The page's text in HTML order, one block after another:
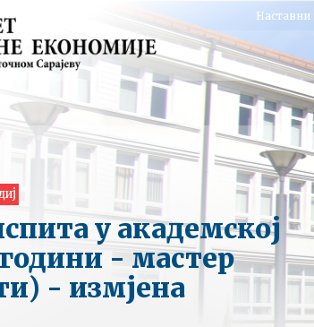
Наставни
у академској
- мастер
- измјена